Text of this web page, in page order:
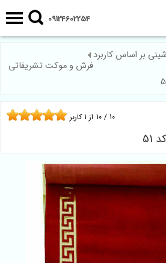
09124602254
بر اساس کاربرد
فرش و موکت تشریفاتی
10 / 10 از 1کاربر